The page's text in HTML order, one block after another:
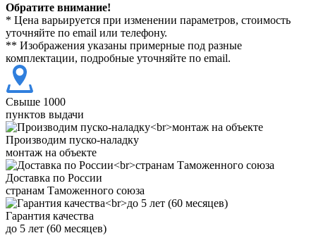
Обратите внимание!
* Цена варьируется при изменении параметров, стоимость
уточняйте по email или телефону.
** Изображения указаны примерные под разные
комплектации, подробные уточняйте по email.
Свыше 1000
пунктов выдачи
Производим пуско-наладку
монтаж на объекте
Доставка по России
странам Таможенного союза
Гарантия качества
до 5 лет (60 месяцев)